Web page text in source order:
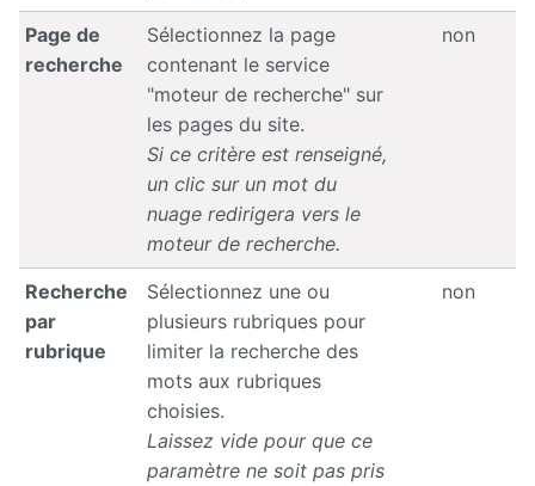
Page de
recherche
Sélectionnez la page
contenant le service
"moteur de recherche" sur
les pages du site.
Si ce critère est renseigné,
un clic sur un mot du
nuage redirigera vers le
moteur de recherche.
non
Recherche
par
rubrique
Sélectionnez une ou
plusieurs rubriques pour
limiter la recherche des
mots aux rubriques
choisies.
Laissez vide pour que ce
paramètre ne soit pas pris
non